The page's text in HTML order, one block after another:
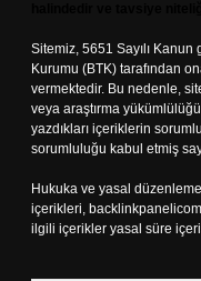
Sitemiz, 5651 Sayılı
Kurumu (BTK) tarafından
vermektedir. Bu nedenle,
veya araştırma
yazdıkları içeriklerin
sorumluluğu kabul etmiş
Hukuka ve yasal
içerikleri,
ilgili içerikler yasal süre